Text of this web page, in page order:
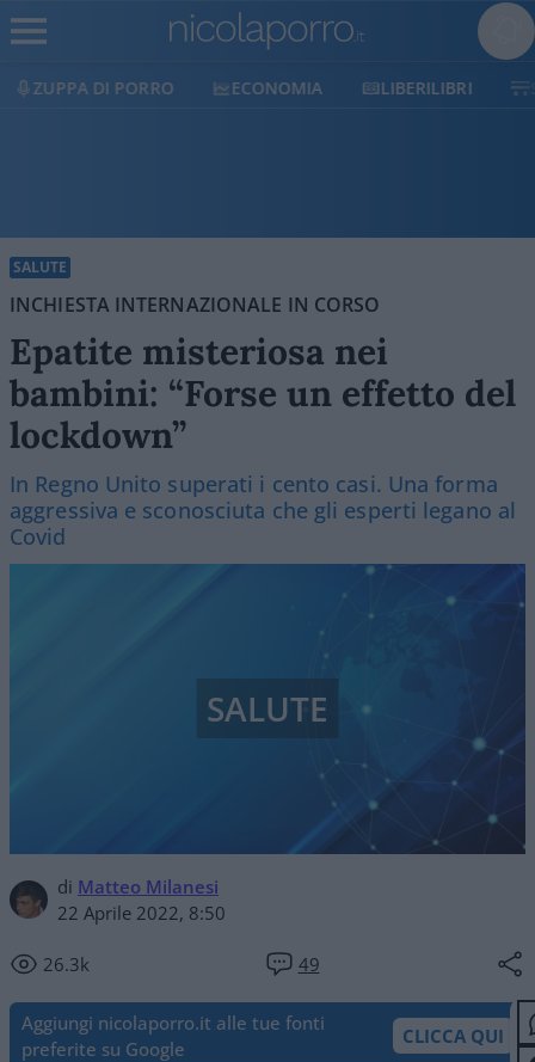
ECONOMIA LIBERILIBRI SHOP SOSTIENICI
SALUTE
INCHIESTA INTERNAZIONALE IN CORSO
Epatite misteriosa nei
bambini: “Forse un effetto del
lockdown”
In Regno Unito superati i cento casi. Una forma
aggressiva e sconosciuta che gli esperti legano al
Covid
di Matteo Milanesi
22 Aprile 2022, 8:50
26.3k 49
SALUTE
Aggiungi nicolaporro.it alle tue fonti
preferite su Google
CLICCA QUI